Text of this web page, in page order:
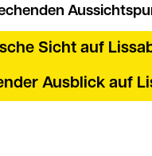
Sicht auf
Ausblick auf